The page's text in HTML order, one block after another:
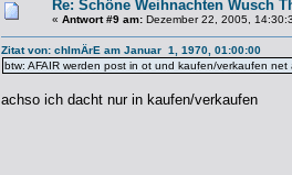
Re: Schöne Weihnachten Wusch
« Antwort #9 am:Dezember 22, 2005,
Zitat von: chImÄrE am Januar 1, 1970, 01:00:00
btw: AFAIR werden post in ot und kaufen/verkaufen net
achso ich dacht nur in kaufen/verkaufen